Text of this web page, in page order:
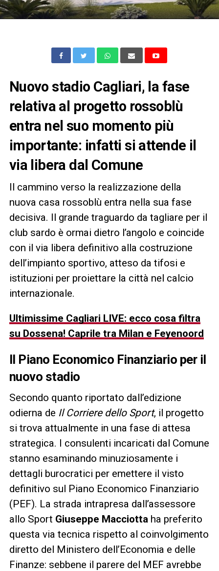
Nuovo stadio Cagliari, la fase
relativa al progetto rossoblù
entra nel suo momento più
importante: infatti si attende il
via libera dal Comune
Il cammino verso la realizzazione della
nuova casa rossoblù entra nella sua fase
decisiva. Il grande traguardo da tagliare per il
club sardo è ormai dietro l’angolo e coincide
con il via libera definitivo alla costruzione
dell’impianto sportivo, atteso da tifosi e
istituzioni per proiettare la città nel calcio
internazionale.
Ultimissime Cagliari LIVE: ecco cosa filtra
su Dossena! Caprile tra Milan e Feyenoord
Il Piano Economico Finanziario per il
nuovo stadio
Secondo quanto riportato dall’edizione
odierna de Il Corriere dello Sport, il progetto
si trova attualmente in una fase di attesa
strategica. I consulenti incaricati dal Comune
stanno esaminando minuziosamente i
dettagli burocratici per emettere il visto
definitivo sul Piano Economico Finanziario
(PEF). La strada intrapresa dall’assessore
allo Sport Giuseppe Macciottaha preferito
questa via tecnica rispetto al coinvolgimento
diretto del Ministero dell’Economia e delle
Finanze: sebbene il parere del MEF avrebbe